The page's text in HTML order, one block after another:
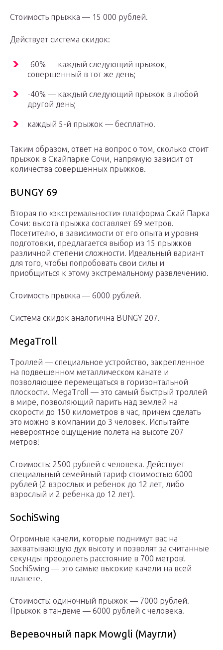
Стоимость прыжка — 15 000 рублей.
Действует система скидок:
-60% — каждый следующий прыжок,
совершенный в тот же день;
-40% — каждый следующий прыжок в любой
другой день;
каждый 5-й прыжок — бесплатно.
Таким образом, ответ на вопрос о том, сколько стоит
прыжок в Скайпарке Сочи, напрямую зависит от
количества совершенных прыжков.
BUNGY 69
Вторая по «экстремальности» платформа Скай Парка
Сочи: высота прыжка составляет 69 метров.
Посетителю, в зависимости от его опыта и уровня
подготовки, предлагается выбор из 15 прыжков
различной степени сложности. Идеальный вариант
для того, чтобы попробовать свои силы и
приобщиться к этому экстремальному развлечению.
Стоимость прыжка — 6000 рублей.
Система скидок аналогична BUNGY 207.
MegaTroll
Троллей — специальное устройство, закрепленное
на подвешенном металлическом канате и
позволяющее перемещаться в горизонтальной
плоскости. MegaTroll — это самый быстрый троллей
в мире, позволяющий парить над землей на
скорости до 150 километров в час, причем сделать
это можно в компании до 3 человек. Испытайте
невероятное ощущение полета на высоте 207
метров!
Стоимость: 2500 рублей с человека. Действует
специальный семейный тариф стоимостью 6000
рублей (2 взрослых и ребенок до 12 лет, либо
взрослый и 2 ребенка до 12 лет).
SochiSwing
Огромные качели, которые поднимут вас на
захватывающую дух высоту и позволят за считанные
секунды преодолеть расстояние в 700 метров!
SochiSwing — это самые высокие качели на всей
планете.
Стоимость: одиночный прыжок — 7000 рублей.
Прыжок в тандеме — 6000 рублей с человека.
Веревочный парк Mowgli (Маугли)